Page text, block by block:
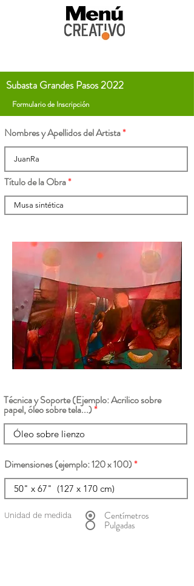
Subasta Grandes Pasos 2022
Formulario de Inscripción
Nombres y Apellidos del Artista
Título de la Obra
Técnica y Soporte (Ejemplo: Acrilico sobre
papel, óleo sobre tela...)
Dimensiones (ejemplo: 120 x 100)
Unidad de medida Centímetros
Pulgadas